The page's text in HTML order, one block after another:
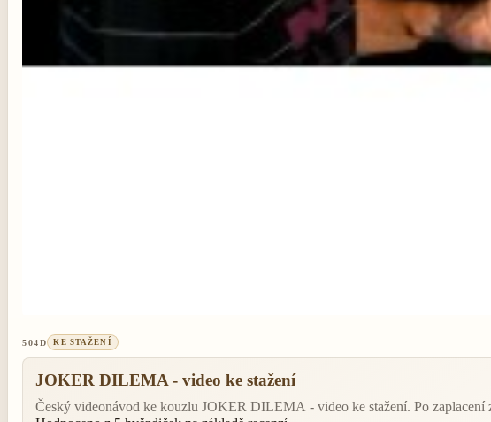
504D KE STAŽENÍ
JOKER DILEMA - video ke stažení
Český videonávod ke kouzlu JOKER DILEMA - video ke stažení. Po zaplacení